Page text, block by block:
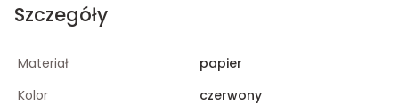
Szczegóły
Materiał
papier
Kolor
czerwony